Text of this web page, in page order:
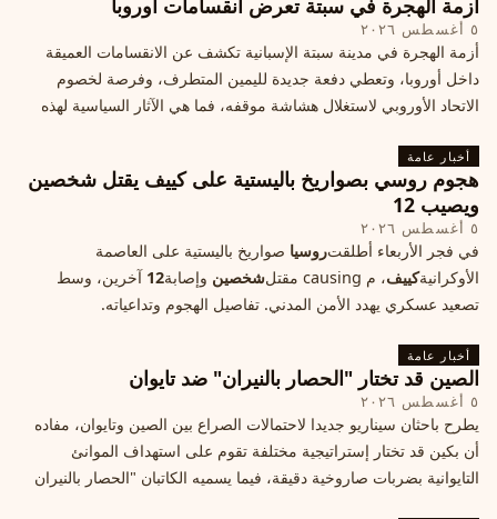
أزمة الهجرة في سبتة تعرض انقسامات أوروبا
٥ أغسطس ٢٠٢٦
أزمة الهجرة في مدينة سبتة الإسبانية تكشف عن الانقسامات العميقة
داخل أوروبا، وتعطي دفعة جديدة لليمين المتطرف، وفرصة لخصوم
الاتحاد الأوروبي لاستغلال هشاشة موقفه، فما هي الآثار السياسية لهذه
أخبار عامة
هجوم روسي بصواريخ باليستية على كييف يقتل شخصين
ويصيب 12
٥ أغسطس ٢٠٢٦
في فجر الأربعاء أطلقتروسيا صواريخ باليستية على العاصمة
الأوكرانيةكييف، م causing مقتل شخصين وإصابة12 آخرين، وسط
تصعيد عسكري يهدد الأمن المدني. تفاصيل الهجوم وتداعياته.
أخبار عامة
الصين قد تختار "الحصار بالنيران" ضد تايوان
٥ أغسطس ٢٠٢٦
يطرح باحثان سيناريو جديدا لاحتمالات الصراع بين الصين وتايوان، مفاده
أن بكين قد تختار إستراتيجية مختلفة تقوم على استهداف الموانئ
التايوانية بضربات صاروخية دقيقة، فيما يسميه الكاتبان "الحصار بالنيران